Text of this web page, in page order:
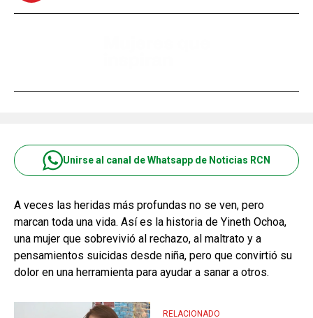
Unirse al canal de Whatsapp de Noticias RCN
A veces las heridas más profundas no se ven, pero
marcan toda una vida. Así es la historia de Yineth Ochoa,
una mujer que sobrevivió al rechazo, al maltrato y a
pensamientos suicidas desde niña, pero que convirtió su
dolor en una herramienta para ayudar a sanar a otros.
RELACIONADO